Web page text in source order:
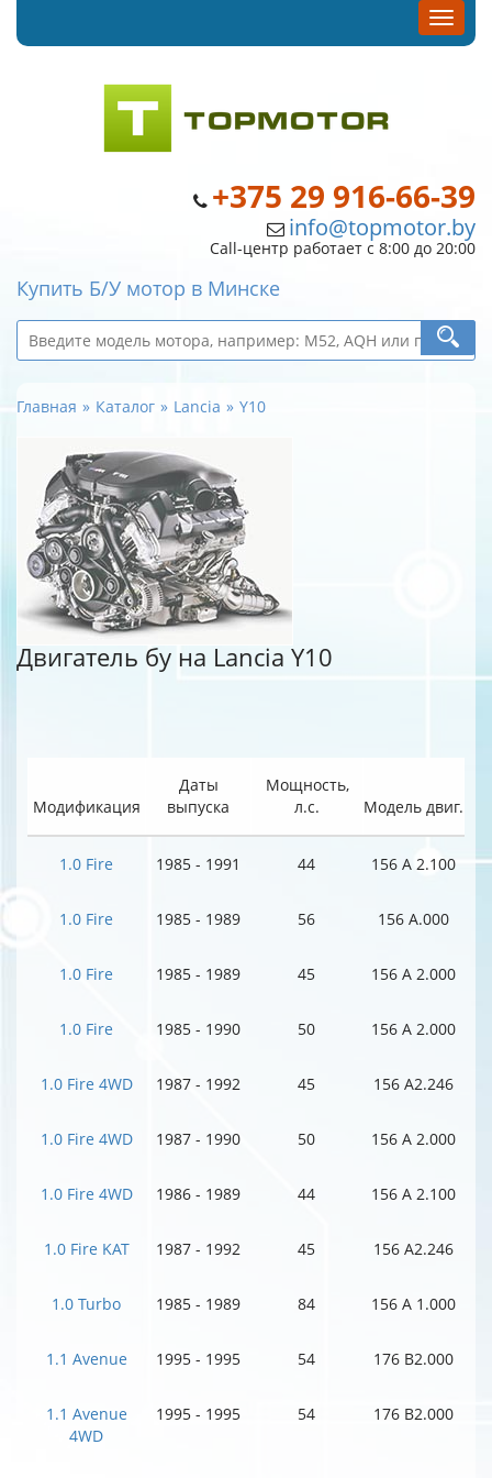
+375 29 916-66-39
info@topmotor.by
Call-центр работает с 8:00 до 20:00
Купить Б/У мотор в Минске
Главная Каталог Lancia Y10
Двигатель бу на Lancia Y10
Модификация
Даты
выпуска
Мощность,
л.с.
Модель двиг.
1.0 Fire 1985 - 1991 44 156 A 2.100
1.0 Fire 1985 - 1989 56 156 A.000
1.0 Fire 1985 - 1989 45 156 A 2.000
1.0 Fire 1985 - 1990 50 156 A 2.000
1.0 Fire 4WD 1987 - 1992 45 156 A2.246
1.0 Fire 4WD 1987 - 1990 50 156 A 2.000
1.0 Fire 4WD 1986 - 1989 44 156 A 2.100
1.0 Fire KAT 1987 - 1992 45 156 A2.246
1.0 Turbo 1985 - 1989 84 156 A 1.000
1.1 Avenue 1995 - 1995 54 176 B2.000
1.1 Avenue
4WD
1995 - 1995 54 176 B2.000